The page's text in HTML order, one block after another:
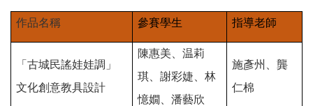
作品名稱 參賽學生 指導老師
「古城民謠娃娃調」
文化創意教具設計
陳惠美、温莉
琪、謝彩婕、林
憶嫺、潘藝欣
施彥州、龔
仁棉